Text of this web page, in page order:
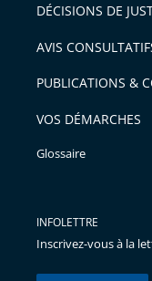
DÉCISIONS DE
AVIS
PUBLICATIONS &
VOS DÉMARCHES
Glossaire
INFOLETTRE
Inscrivez-vous à la